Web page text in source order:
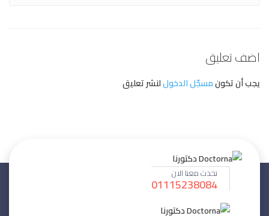
اضف تعليق
يجب أن تكونمسجّل الدخوللنشر تعليق
تحدث معنا الان
01115238084